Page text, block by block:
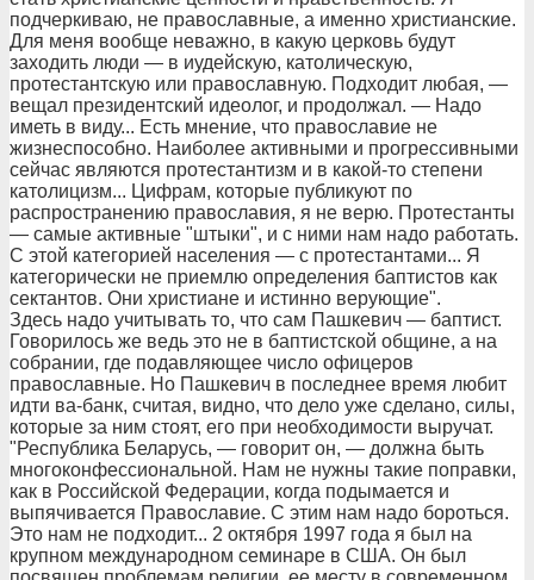
подчеркиваю, не православные, а именно христианские.
Для меня вообще неважно, в какую церковь будут
заходить люди — в иудейскую, католическую,
протестантскую или православную. Подходит любая, —
вещал президентский идеолог, и продолжал. — Надо
иметь в виду... Есть мнение, что православие не
жизнеспособно. Наиболее активными и прогрессивными
сейчас являются протестантизм и в какой-то степени
католицизм... Цифрам, которые публикуют по
распространению православия, я не верю. Протестанты
— самые активные "штыки", и с ними нам надо работать.
С этой категорией населения — с протестантами... Я
категорически не приемлю определения баптистов как
сектантов. Они христиане и истинно верующие".
Здесь надо учитывать то, что сам Пашкевич — баптист.
Говорилось же ведь это не в баптистской общине, а на
собрании, где подавляющее число офицеров
православные. Но Пашкевич в последнее время любит
идти ва-банк, считая, видно, что дело уже сделано, силы,
которые за ним стоят, его при необходимости выручат.
"Республика Беларусь, — говорит он, — должна быть
многоконфессиональной. Нам не нужны такие поправки,
как в Российской Федерации, когда подымается и
выпячивается Православие. С этим нам надо бороться.
Это нам не подходит... 2 октября 1997 года я был на
крупном международном семинаре в США. Он был